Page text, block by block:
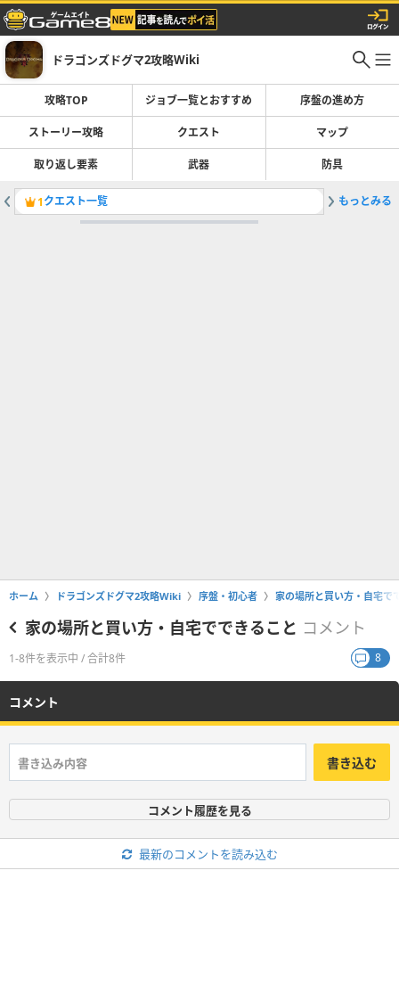
ドラゴンズドグマ2攻略Wiki
攻略TOP ジョブ一覧とおすすめ 序盤の進め方
ストーリー攻略 クエスト マップ
取り返し要素 武器 防具
1クエスト一覧 2悩める
もっとみる
ホーム ドラゴンズドグマ2攻略Wiki 序盤・初心者 家の場所と買い方・自宅で
家の場所と買い方・自宅でできること コメント
1-8件を表示中 / 合計8件 8
コメント
書き込む
コメント履歴を見る
最新のコメントを読み込む